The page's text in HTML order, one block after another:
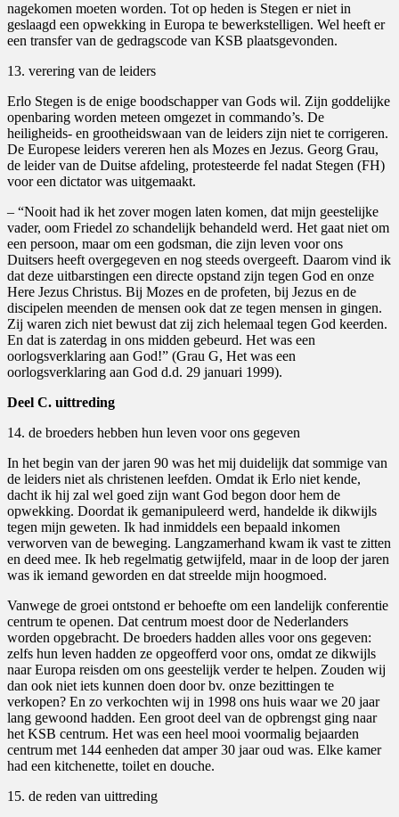
nagekomen moeten worden. Tot op heden is Stegen er niet in
geslaagd een opwekking in Europa te bewerkstelligen. Wel heeft er
een transfer van de gedragscode van KSB plaatsgevonden.
13. verering van de leiders
Erlo Stegen is de enige boodschapper van Gods wil. Zijn goddelijke
openbaring worden meteen omgezet in commando’s. De
heiligheids- en grootheidswaan van de leiders zijn niet te corrigeren.
De Europese leiders vereren hen als Mozes en Jezus. Georg Grau,
de leider van de Duitse afdeling, protesteerde fel nadat Stegen (FH)
voor een dictator was uitgemaakt.
– “Nooit had ik het zover mogen laten komen, dat mijn geestelijke
vader, oom Friedel zo schandelijk behandeld werd. Het gaat niet om
een persoon, maar om een godsman, die zijn leven voor ons
Duitsers heeft overgegeven en nog steeds overgeeft. Daarom vind ik
dat deze uitbarstingen een directe opstand zijn tegen God en onze
Here Jezus Christus. Bij Mozes en de profeten, bij Jezus en de
discipelen meenden de mensen ook dat ze tegen mensen in gingen.
Zij waren zich niet bewust dat zij zich helemaal tegen God keerden.
En dat is zaterdag in ons midden gebeurd. Het was een
oorlogsverklaring aan God!” (Grau G, Het was een
oorlogsverklaring aan God d.d. 29 januari 1999).
Deel C. uittreding
14. de broeders hebben hun leven voor ons gegeven
In het begin van der jaren 90 was het mij duidelijk dat sommige van
de leiders niet als christenen leefden. Omdat ik Erlo niet kende,
dacht ik hij zal wel goed zijn want God begon door hem de
opwekking. Doordat ik gemanipuleerd werd, handelde ik dikwijls
tegen mijn geweten. Ik had inmiddels een bepaald inkomen
verworven van de beweging. Langzamerhand kwam ik vast te zitten
en deed mee. Ik heb regelmatig getwijfeld, maar in de loop der jaren
was ik iemand geworden en dat streelde mijn hoogmoed.
Vanwege de groei ontstond er behoefte om een landelijk conferentie
centrum te openen. Dat centrum moest door de Nederlanders
worden opgebracht. De broeders hadden alles voor ons gegeven:
zelfs hun leven hadden ze opgeofferd voor ons, omdat ze dikwijls
naar Europa reisden om ons geestelijk verder te helpen. Zouden wij
dan ook niet iets kunnen doen door bv. onze bezittingen te
verkopen? En zo verkochten wij in 1998 ons huis waar we 20 jaar
lang gewoond hadden. Een groot deel van de opbrengst ging naar
het KSB centrum. Het was een heel mooi voormalig bejaarden
centrum met 144 eenheden dat amper 30 jaar oud was. Elke kamer
had een kitchenette, toilet en douche.
15. de reden van uittreding